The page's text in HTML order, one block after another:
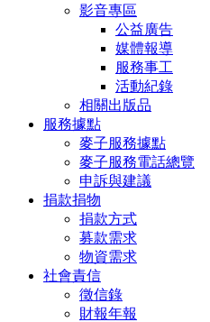
影音專區
公益廣告
媒體報導
服務事工
活動紀錄
相關出版品
服務據點
麥子服務據點
麥子服務電話總覽
申訴與建議
捐款捐物
捐款方式
募款需求
物資需求
社會責信
徵信錄
財報年報